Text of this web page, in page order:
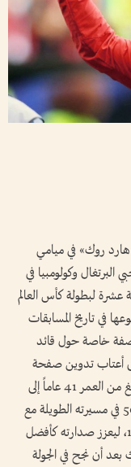
روك» في ميامي
وكولومبيا في
عشرة لبطولة كأس العالم
في تاريخ المسابقات
بصفة خاصة حول قائد
أعتاب تدوين صفحة
جديدة في سجلاته الأسطورية؛ إذ يسعى النجم البالغ من العمر 41 عاماً إلى
تحويل الشباك الكولومبية إلى الضحية الدولية رقم 50 في مسيرته الطويلة مع
منتخب بلاده، والوصول إلى الهدف الدولي رقم 146، ليعزز صدارته كأفضل
بعد أن نجح في الجولة